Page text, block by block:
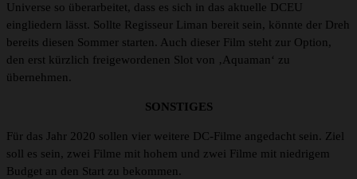
Universe so überarbeitet, dass es sich in das aktuelle DCEU
eingliedern lässt. Sollte Regisseur Liman bereit sein, könnte der Dreh
bereits diesen Sommer starten. Auch dieser Film steht zur Option,
den erst kürzlich freigewordenen Slot von ‚Aquaman‘ zu
übernehmen.
SONSTIGES
Für das Jahr 2020 sollen vier weitere DC-Filme angedacht sein. Ziel
soll es sein, zwei Filme mit hohem und zwei Filme mit niedrigem
Budget an den Start zu bekommen.